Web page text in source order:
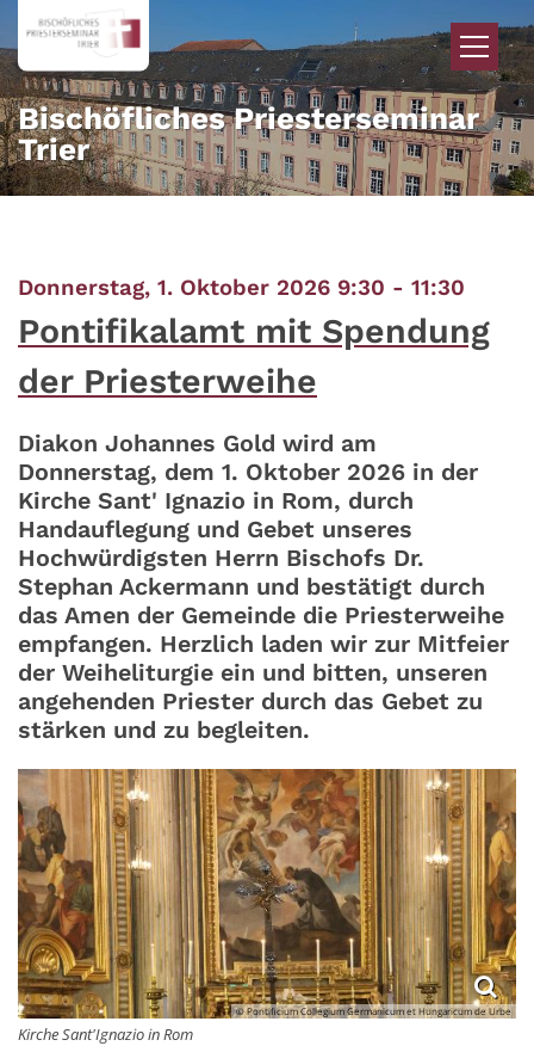
Zum Inhalt springen
Bischöfliches Priesterseminar
Trier
Donnerstag, 1. Oktober 2026 9:30 - 11:30
Pontifikalamt mit Spendung
der Priesterweihe
Diakon Johannes Gold wird am
Donnerstag, dem 1. Oktober 2026 in der
Kirche Sant' Ignazio in Rom, durch
Handauflegung und Gebet unseres
Hochwürdigsten Herrn Bischofs Dr.
Stephan Ackermann und bestätigt durch
das Amen der Gemeinde die Priesterweihe
empfangen. Herzlich laden wir zur Mitfeier
der Weiheliturgie ein und bitten, unseren
angehenden Priester durch das Gebet zu
stärken und zu begleiten.
© Pontificium Collegium Germanicum et Hungaricum de Urbe
Kirche Sant'Ignazio in Rom